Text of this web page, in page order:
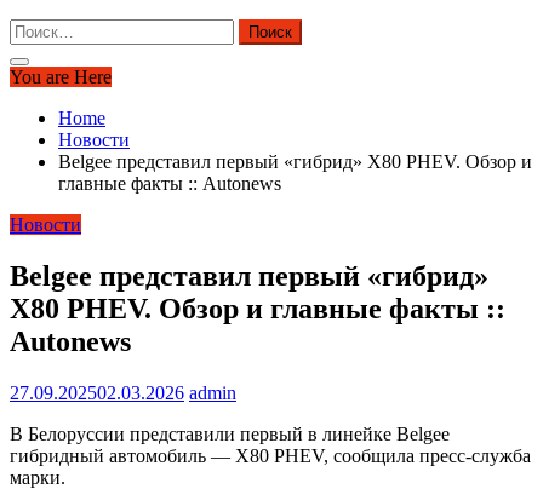
Найти:
You are Here
Home
Новости
Belgee представил первый «гибрид» X80 PHEV. Обзор и
главные факты :: Autonews
Новости
Belgee представил первый «гибрид»
X80 PHEV. Обзор и главные факты ::
Autonews
27.09.202502.03.2026 admin
В Белоруссии представили первый в линейке Belgee
гибридный автомобиль — X80 PHEV, сообщила пресс-служба
марки.